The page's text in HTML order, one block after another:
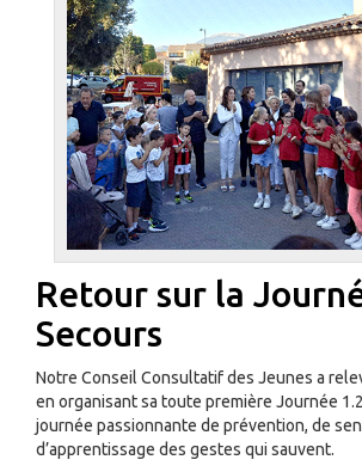
Retour sur la
Secours
Notre Conseil Consultatif des Jeunes a
en organisant sa toute première Journée
journée passionnante de prévention, de
d’apprentissage des gestes qui sauvent.